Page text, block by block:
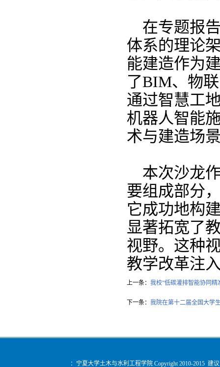
在专题报
体系的理论
能建造作为
了BIM、物
通过智慧工
机器人智能
术与建造场
本次沙龙
要组成部分
它成功地构
显著拓宽了
视野。这种
教学改革注
上一条： 我校“低碳灌排智能协同
下一条： 我院在第十二届全国大学
：宁夏大学土木与水利工程学院 Copyright 2010-2015 建